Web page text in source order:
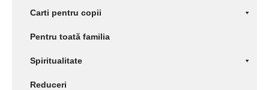
Carti pentru copii
Pentru toată familia
Spiritualitate
Reduceri